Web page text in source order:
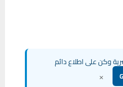
وكن على اطلاع دائم
×